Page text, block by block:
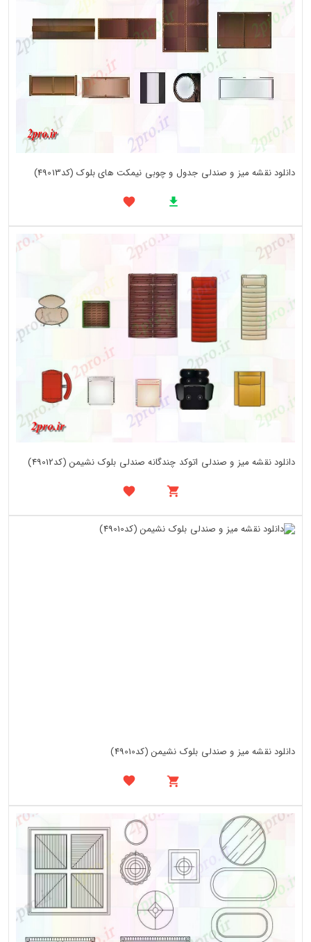
دانلود نقشه میز و صندلی جدول و چوبی نیمکت های بلوک (کد49013)
دانلود نقشه میز و صندلی اتوکد چندگانه صندلی بلوک نشیمن (کد49012)
دانلود نقشه میز و صندلی بلوک نشیمن (کد49010)